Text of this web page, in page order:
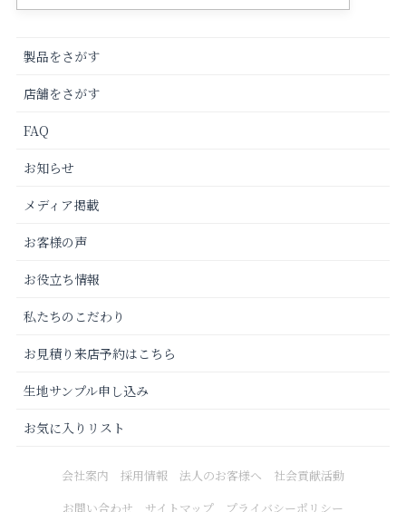
製品をさがす
店舗をさがす
FAQ
お知らせ
メディア掲載
お客様の声
お役立ち情報
私たちのこだわり
お見積り来店予約はこちら
生地サンプル申し込み
お気に入りリスト
会社案内 採用情報 法人のお客様へ
社会貢献活動
お問い合わせ
サイトマップ プライバシーポリシー